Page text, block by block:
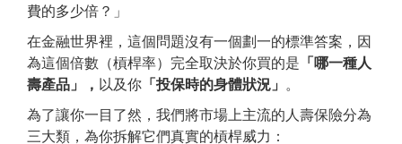
費的多少倍？」
在金融世界裡，這個問題沒有一個劃一的標準答案，因
為這個倍數（槓桿率）完全取決於你買的是 「哪一種人
壽產品」， 以及你 「投保時的身體狀況」 。
為了讓你一目了然，我們將市場上主流的人壽保險分為
三大類，為你拆解它們真實的槓桿威力：